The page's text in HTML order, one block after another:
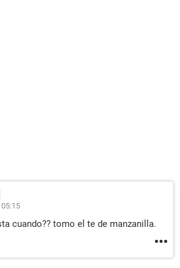
cuando?? tomo el te de manzanilla.